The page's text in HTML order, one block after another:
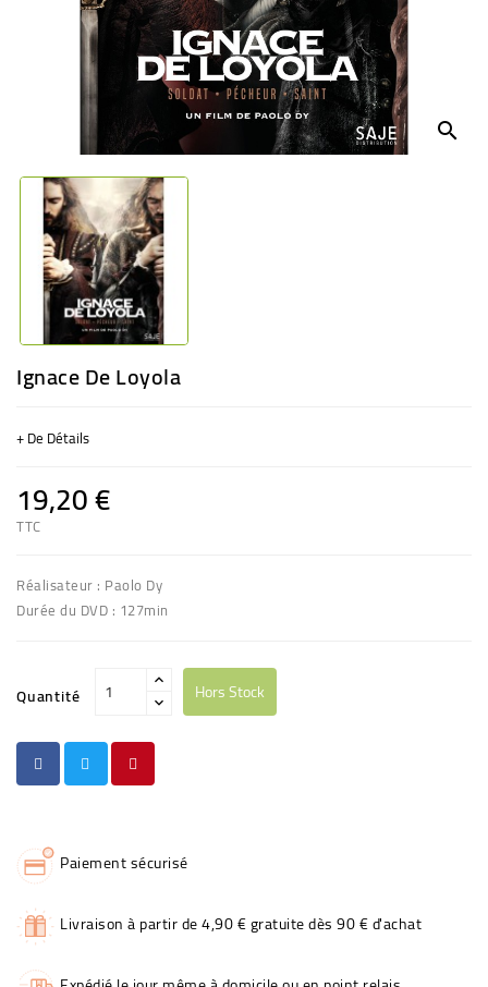
CULTUREL
search
Ignace De Loyola
+ De Détails
19,20 €
TTC
Réalisateur : Paolo Dy
Durée du DVD : 127min
Quantité Hors Stock
Paiement sécurisé
Livraison à partir de 4,90 € gratuite dès 90 € d'achat